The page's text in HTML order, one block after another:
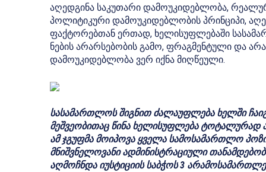
აღედგინა საკუთარი დამოუკიდებლობა,
პოლიტიკური დამოუკიდებლობის პრინციპი,
ფაქტორებთან ერთად, ხელისუფლებაში
ნების არარსებობის გამო, ფრაგმენტული და
დამოუკიდებლობა ვერ იქნა მიღწეული.
სასამართლოს შიგნით ძალაუფლება ხელში
მეშვეობითაც წინა ხელისუფლება
ამ ჯგუფმა მოიპოვა ყველა სამოსამართლო
მნიშვნელოვანი ადმინისტრაციული
აღმოჩნდა იუსტიციის საბჭოს 3